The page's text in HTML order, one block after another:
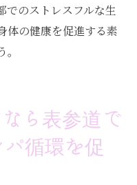
でのストレスフルな生
体の健康を促進する素
ら表参道で
循環を促